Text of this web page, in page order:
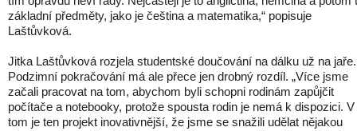
základní předměty, jako je čeština a matematika,“ popisuje
Laštůvková.
Jitka Laštůvková rozjela studentské doučování na dálku už na jaře.
Podzimní pokračování má ale přece jen drobný rozdíl. „Více jsme
začali pracovat na tom, abychom byli schopni rodinám zapůjčit
počítače a notebooky, protože spousta rodin je nemá k dispozici. V
tom je ten projekt inovativnější, že jsme se snažili udělat nějakou